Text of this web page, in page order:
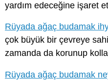
yardım edeceğine işaret
Rüyada ağaç budamak
çok büyük bir çevreye
zamanda da korunup
Rüyada ağaç budamak